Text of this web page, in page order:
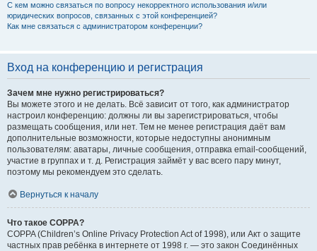
С кем можно связаться по вопросу некорректного использования и/или
юридических вопросов, связанных с этой конференцией?
Как мне связаться с администратором конференции?
Вход на конференцию и регистрация
Зачем мне нужно регистрироваться?
Вы можете этого и не делать. Всё зависит от того, как администратор
настроил конференцию: должны ли вы зарегистрироваться, чтобы
размещать сообщения, или нет. Тем не менее регистрация даёт вам
дополнительные возможности, которые недоступны анонимным
пользователям: аватары, личные сообщения, отправка email-сообщений,
участие в группах и т. д. Регистрация займёт у вас всего пару минут,
поэтому мы рекомендуем это сделать.
Вернуться к началу
Что такое COPPA?
COPPA (Children’s Online Privacy Protection Act of 1998), или Акт о защите
частных прав ребёнка в интернете от 1998 г. — это закон Соединённых